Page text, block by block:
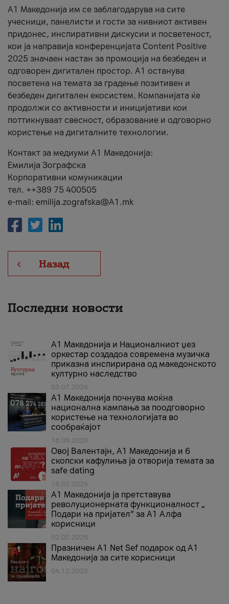
А1 Македонија им се заблагодарува на сите
учесници, панелисти и гости за нивниот активен
придонес, инспиративни дискусии и посветеност,
кои ја направија конференцијата Content Positive
2025 значаен настан за промоција на безбеден и
одговорен дигитален простор. А1 останува
посветена на темата за градење позитивен и
безбеден дигитален екосистем. Компанијата ќе
продолжи со активности и иницијативи кои
поттикнуваат свесност, образование и одговорно
користење на дигиталните технологии.
Контакт за медиуми А1 Македонија:
Емилија Зографска
Корпоративни комуникации
тел. ++389 75 400505
e-mail: emilija.zografska@A1.mk
Назад
Последни новости
А1 Македонија и Националниот џез
оркестар создадоа современа музичка
приказна инспирирана од македонското
културно наследство
03.07.2026
A1 Македонија почнува моќна
национална кампања за поодговорно
користење на технологијата во
сообраќајот
18.05.2026
Овој Валентајн, A1 Македонија и 6
скопски кафулиња ја отворија темата за
safe dating
16.02.2026
А1 Македонија ја претставува
револуционерната функционалност „
Подари на пријател“ за А1 Алфа
корисници
02.02.2026
Празничен A1 Net Sеf подарок од А1
Македонија за сите корисници
04.12.2025